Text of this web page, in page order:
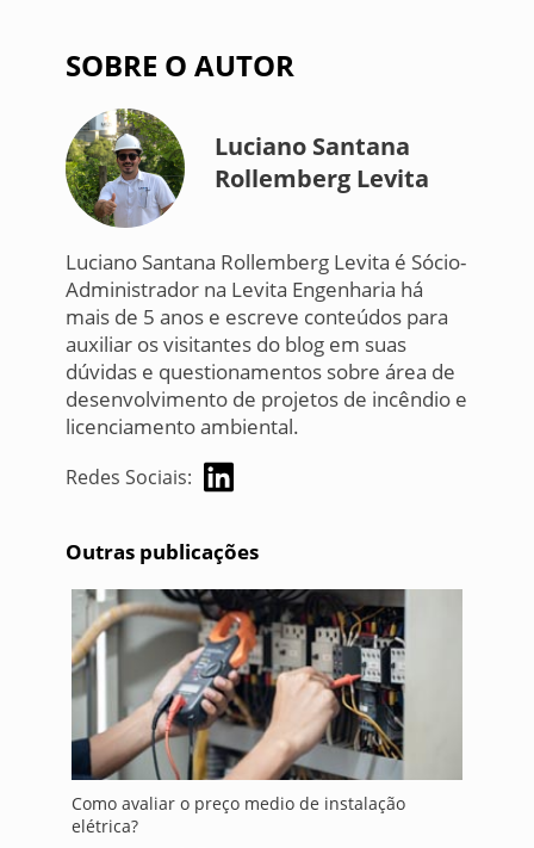
SOBRE O AUTOR
Luciano Santana
Rollemberg Levita
Luciano Santana Rollemberg Levita é Sócio-
Administrador na Levita Engenharia há
mais de 5 anos e escreve conteúdos para
auxiliar os visitantes do blog em suas
dúvidas e questionamentos sobre área de
desenvolvimento de projetos de incêndio e
licenciamento ambiental.
Redes Sociais:
Outras publicações
Como avaliar o preço medio de instalação
elétrica?